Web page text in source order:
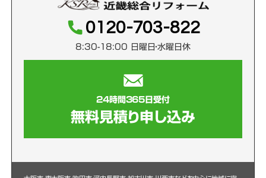
0120-703-822
8:30-18:00 日曜日・水曜日休
24時間365日受付
無料見積り申し込み